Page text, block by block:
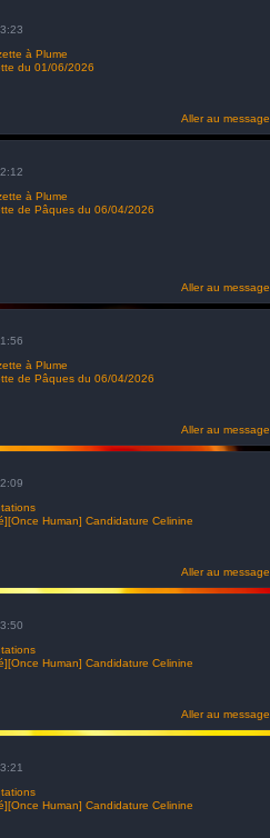
à Plume
du 01/06/2026
Aller au message
à Plume
de Pâques du 06/04/2026
Aller au message
à Plume
de Pâques du 06/04/2026
Aller au message
Human] Candidature Celinine
Aller au message
Human] Candidature Celinine
Aller au message
Human] Candidature Celinine